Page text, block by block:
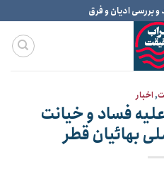
بررسی ادیان و فرق
,اخبار
فساد و خیانت
بهائیان قطر